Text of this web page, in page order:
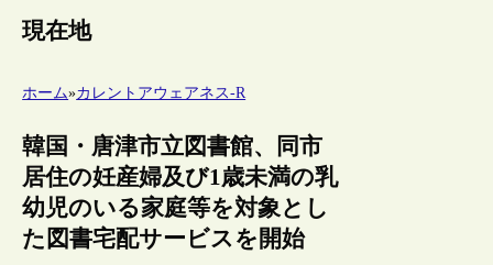
現在地
ホーム»カレントアウェアネス-R
韓国・唐津市立図書館、同市
居住の妊産婦及び1歳未満の乳
幼児のいる家庭等を対象とし
た図書宅配サービスを開始